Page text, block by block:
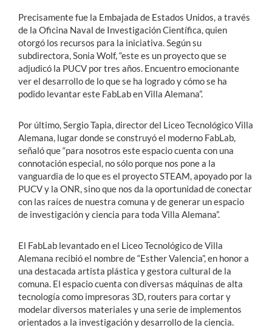
Precisamente fue la Embajada de Estados Unidos, a través
de la Oficina Naval de Investigación Científica, quien
otorgó los recursos para la iniciativa. Según su
subdirectora, Sonia Wolf, “este es un proyecto que se
adjudicó la PUCV por tres años. Encuentro emocionante
ver el desarrollo de lo que se ha logrado y cómo se ha
podido levantar este FabLab en Villa Alemana”.
Por último, Sergio Tapia, director del Liceo Tecnológico Villa
Alemana, lugar donde se construyó el moderno FabLab,
señaló que “para nosotros este espacio cuenta con una
connotación especial, no sólo porque nos pone a la
vanguardia de lo que es el proyecto STEAM, apoyado por la
PUCV y la ONR, sino que nos da la oportunidad de conectar
con las raíces de nuestra comuna y de generar un espacio
de investigación y ciencia para toda Villa Alemana”.
El FabLab levantado en el Liceo Tecnológico de Villa
Alemana recibió el nombre de “Esther Valencia”, en honor a
una destacada artista plástica y gestora cultural de la
comuna. El espacio cuenta con diversas máquinas de alta
tecnología como impresoras 3D, routers para cortar y
modelar diversos materiales y una serie de implementos
orientados a la investigación y desarrollo de la ciencia.